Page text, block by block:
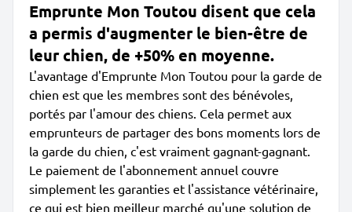
Emprunte Mon Toutou disent que cela
a permis d'augmenter le bien-être de
leur chien, de +50% en moyenne.
L'avantage d'Emprunte Mon Toutou pour la garde de
chien est que les membres sont des bénévoles,
portés par l'amour des chiens. Cela permet aux
emprunteurs de partager des bons moments lors de
la garde du chien, c'est vraiment gagnant-gagnant.
Le paiement de l'abonnement annuel couvre
simplement les garanties et l'assistance vétérinaire,
ce qui est bien meilleur marché qu'une solution de